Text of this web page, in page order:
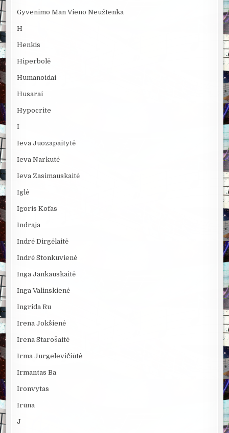
Gyvenimo Man Vieno Neužtenka
H
Henkis
Hiperbolė
Humanoidai
Husarai
Hypocrite
I
Ieva Juozapaitytė
Ieva Narkutė
Ieva Zasimauskaitė
Iglė
Igoris Kofas
Indraja
Indrė Dirgėlaitė
Indrė Stonkuvienė
Inga Jankauskaitė
Inga Valinskienė
Ingrida Ru
Irena Jokšienė
Irena Starošaitė
Irma Jurgelevičiūtė
Irmantas Ba
Ironvytas
Irūna
J